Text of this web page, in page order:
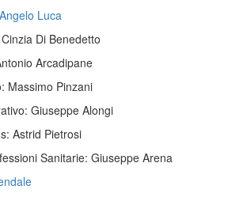
Angelo Luca
Di Benedetto
Arcadipane
Massimo Pinzani
Giuseppe Alongi
Astrid Pietrosi
Sanitarie: Giuseppe Arena